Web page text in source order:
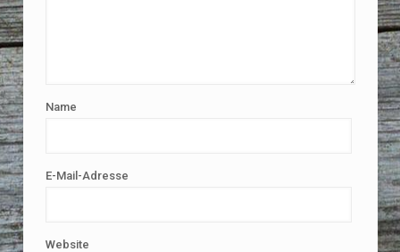
Name
E-Mail-Adresse
Website